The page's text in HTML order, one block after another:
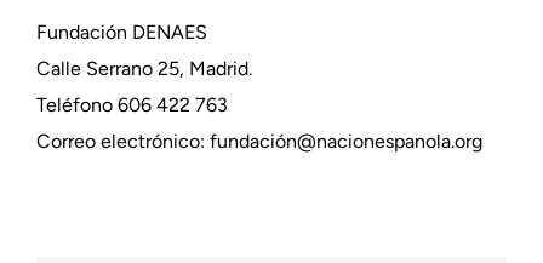
Fundación DENAES
Calle Serrano 25, Madrid.
Teléfono 606 422 763
Correo electrónico: fundación@nacionespanola.org